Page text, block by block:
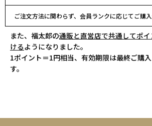
ご注文方法に関わらず、会員ランクに応じてご購
また、福太郎の通販と直営店で共通してポ
けるようになりました。
1ポイント＝1円相当、有効期限は最終ご購
す。